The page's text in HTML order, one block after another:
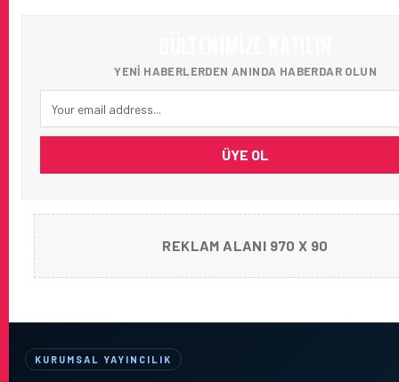
YENI HABERLERDEN ANINDA HABERDAR OLUN
ÜYE OL
REKLAM ALANI 970 X 90
KURUMSAL YAYINCILIK